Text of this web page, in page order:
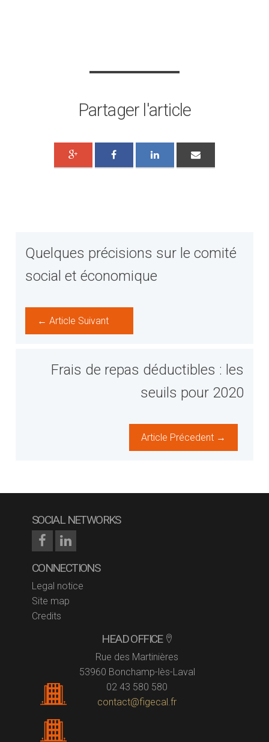
Partager l'article
Quelques précisions sur le comité
social et économique
← Article Suivant
Frais de repas déductibles : les
seuils pour 2020
Article Précedent →
SOCIAL NETWORKS
CONNECTIONS
Legal notice
Site map
Credits
HEAD OFFICE
Rue des Martinières
53960 Bonchamp-lès-Laval
02 43 580 580
contact@figecal.fr